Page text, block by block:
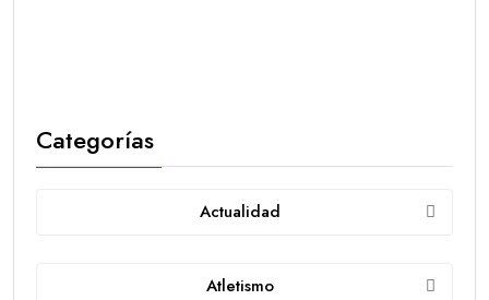
Categorías
Actualidad
Atletismo